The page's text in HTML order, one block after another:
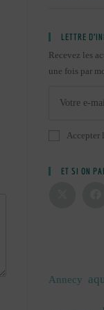
LETTRE
Recevez les
une fois par
Accepter
ET SI ON
Annecy